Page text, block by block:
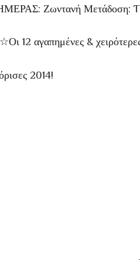
Ζωντανή Μετάδοση:
12 αγαπημένες &
2014!